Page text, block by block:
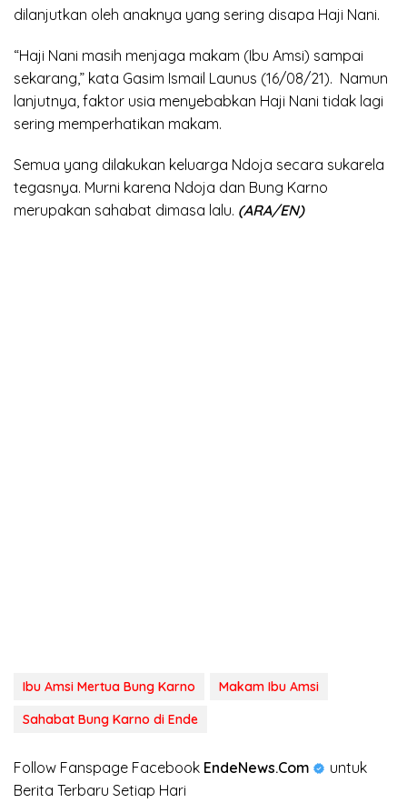
dilanjutkan oleh anaknya yang sering disapa Haji Nani.
“Haji Nani masih menjaga makam (Ibu Amsi) sampai
sekarang,” kata Gasim Ismail Launus (16/08/21). Namun
lanjutnya, faktor usia menyebabkan Haji Nani tidak lagi
sering memperhatikan makam.
Semua yang dilakukan keluarga Ndoja secara sukarela
tegasnya. Murni karena Ndoja dan Bung Karno
merupakan sahabat dimasa lalu. (ARA/EN)
Ibu Amsi Mertua Bung Karno
Makam Ibu Amsi
Sahabat Bung Karno di Ende
Follow Fanspage Facebook EndeNews.Com
untuk
Berita Terbaru Setiap Hari